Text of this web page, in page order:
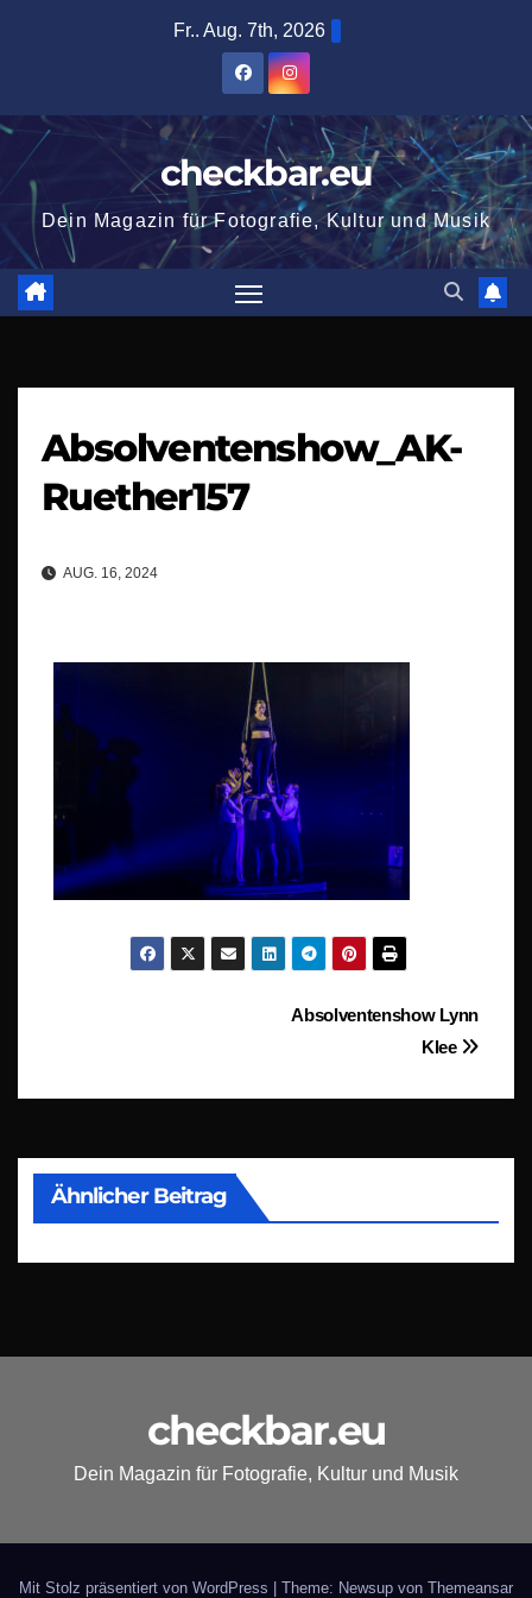
Fr.. Aug. 7th, 2026
checkbar.eu
Dein Magazin für Fotografie, Kultur und Musik
Absolventenshow_AK-
Ruether157
AUG. 16, 2024
Beitragsnavigation
Absolventenshow Lynn
Klee
Ähnlicher Beitrag
checkbar.eu
Dein Magazin für Fotografie, Kultur und Musik
Mit Stolz präsentiert von WordPress | Theme: Newsup von Themeansar